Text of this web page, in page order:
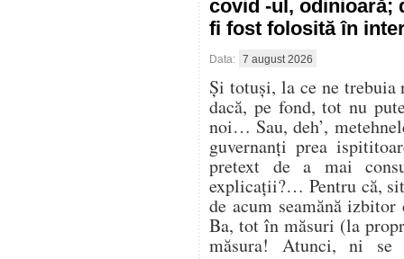
covid -ul, odinioară;
fi fost folosită în
Data: 7 august 2026
Și totuși, la ce ne trebuia
dacă, pe fond, tot nu
noi… Sau, deh’,
guvernanți prea
pretext de a mai
explicații?… Pentru că,
de acum seamănă
Ba, tot în măsuri (la
măsura! Atunci, ni se